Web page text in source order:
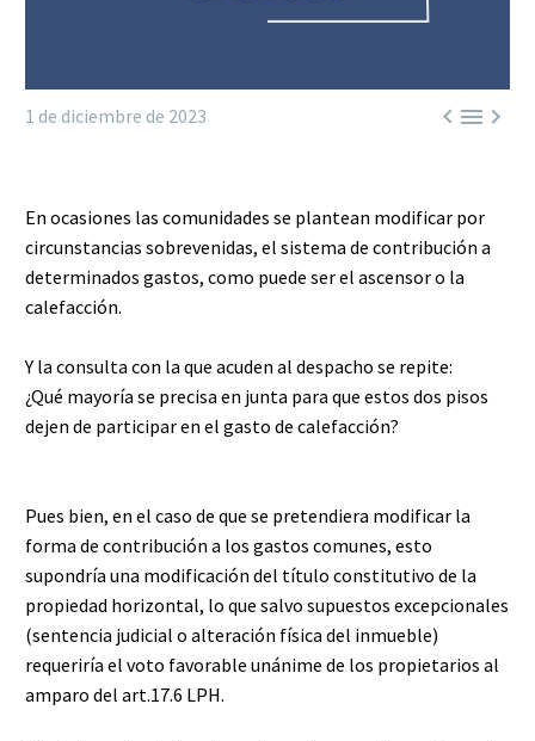

1 de diciembre de 2023
En ocasiones las comunidades se plantean modificar por
circunstancias sobrevenidas, el sistema de contribución a
determinados gastos, como puede ser el ascensor o la
calefacción. ⁣
Y la consulta con la que acuden al despacho se repite: ⁣
¿Qué mayoría se precisa en junta para que estos dos pisos
dejen de participar en el gasto de calefacción?⁣
Pues bien, en el caso de que se pretendiera modificar la
forma de contribución a los gastos comunes, esto
supondría una modificación del título constitutivo de la
propiedad horizontal, lo que salvo supuestos excepcionales
(sentencia judicial o alteración física del inmueble)
requeriría el voto favorable unánime de los propietarios al
amparo del art.17.6 LPH.⁣